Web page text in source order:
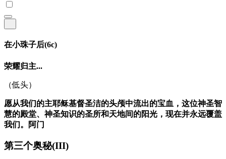
在小珠子后(6c)
荣耀归主...
（低头）
愿从我们的主耶稣基督圣洁的头颅中流出的宝血，这位神圣智
慧的殿堂、神圣知识的圣所和天地间的阳光，现在并永远覆盖
我们。阿门
第三个奥秘(III)